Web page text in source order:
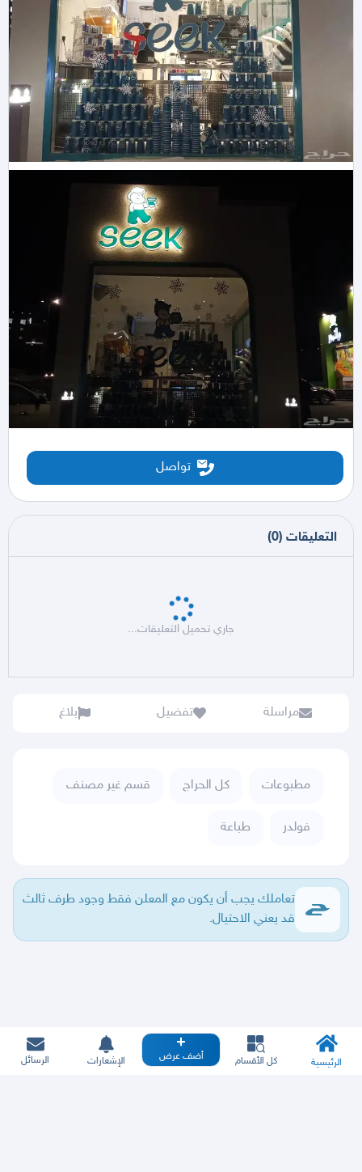
تواصل
التعليقات (
0
)
جاري تحميل التعليقات...
مراسلة تفضيل بلاغ
مطبوعات كل الحراج قسم غير مصنف
فولدر طباعة
تعاملك يجب أن يكون مع المعلن فقط وجود طرف ثالث
قد يعني الاحتيال.
الرئيسية كل الأقسام أضف عرض الإشعارات الرسائل